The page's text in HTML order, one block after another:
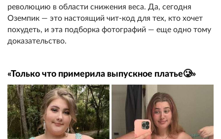
революцию в области снижения веса. Да, сегодня
Оземпик — это настоящий чит-код для тех, кто хочет
похудеть, и эта подборка фотографий — еще одно тому
доказательство.
«Только что примерила выпускное платье🥲»